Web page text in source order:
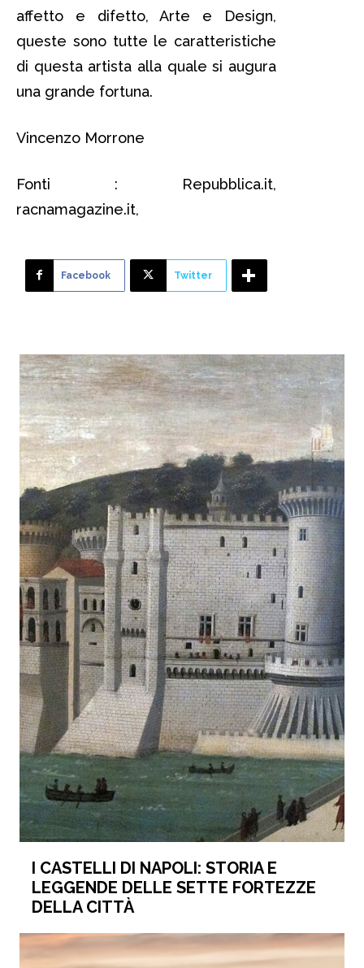
affetto e difetto, Arte e Design,
queste sono tutte le caratteristiche
di questa artista alla quale si augura
una grande fortuna.
Vincenzo Morrone
Fonti : Repubblica.it,
racnamagazine.it,
Facebook Twitter
I CASTELLI DI NAPOLI: STORIA E
LEGGENDE DELLE SETTE FORTEZZE
DELLA CITTÀ